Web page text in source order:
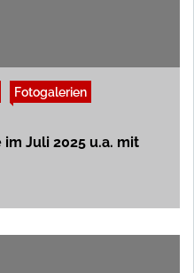
Fotogalerien
Juli 2025 u.a. mit